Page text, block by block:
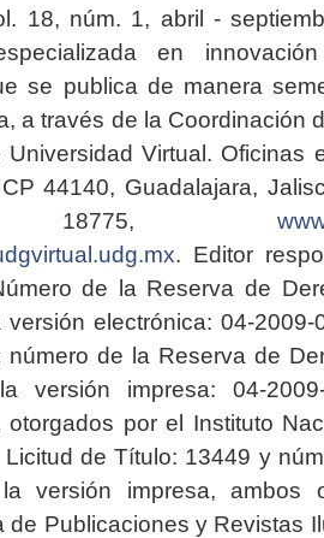
18, núm. 1, abril -
en
se publica de manera
a través de la Coordinación
Universidad Virtual. Oficinas
44140, Guadalajara,
18775,
. Editor
de la Reserva de
electrónica: 04-2009-
número de la Reserva de
versión impresa: 04-2009-
otorgados por el Instituto
Licitud de Título: 13449 y
versión impresa, ambos
de Publicaciones y Revistas